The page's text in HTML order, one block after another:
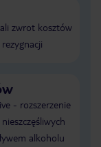
zwrot kosztów
- rozszerzenie
alkoholu